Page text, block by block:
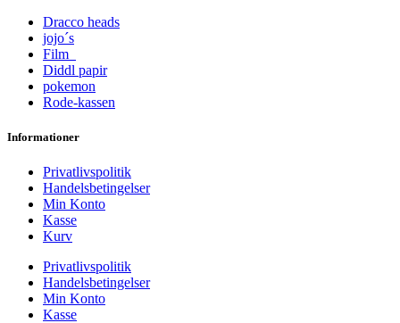
Dracco heads
jojo´s
Film
Diddl papir
pokemon
Rode-kassen
Informationer
Privatlivspolitik
Handelsbetingelser
Min Konto
Kasse
Kurv
Privatlivspolitik
Handelsbetingelser
Min Konto
Kasse